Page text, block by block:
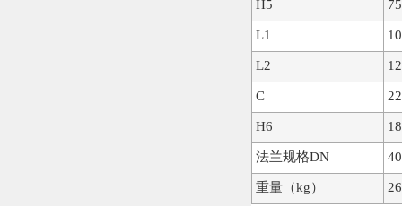
H5 75
L1
L2
C
H6
法兰规格DN 40
重量（kg） 26